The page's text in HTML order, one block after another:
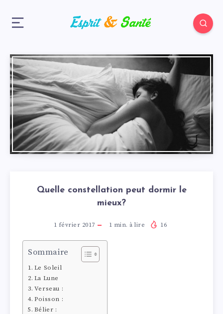
Quelle constellation peut dormir le
mieux?
1 février 2017 1 min. à lire 16
Sommaire
Le Soleil
La Lune
Verseau :
Poisson :
Bélier :